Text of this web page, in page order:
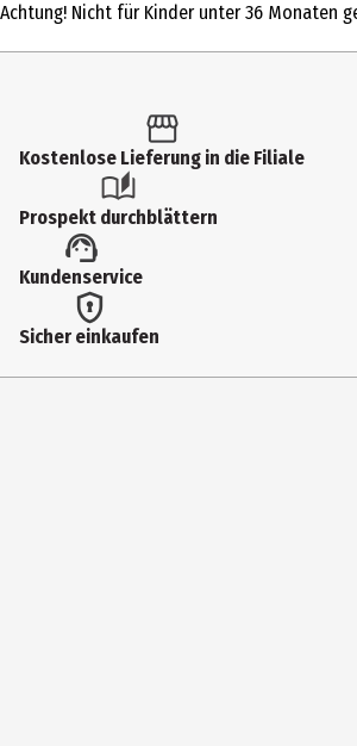
Produkttyp
6 Jahre
Artikelnummer des Herstellers
91859
Lizenz (spw)
Funko Anime
Hersteller
Achtung! Nicht für Kinder unter 36 Monaten
Kostenlose Lieferung in die Filiale
Prospekt durchblättern
Kundenservice
Sicher einkaufen